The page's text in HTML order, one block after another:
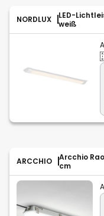
NORDLUX
LED-
weiß
ARCCHIO
Arcchio
cm